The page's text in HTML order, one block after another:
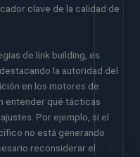
clave de la calidad de
de link building, es
la autoridad del
en los motores de
entender qué tácticas
Por ejemplo, si el
no está generando
reconsiderar el